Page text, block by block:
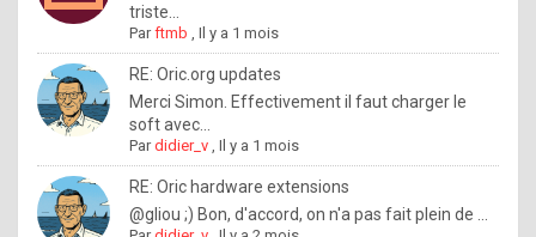
n
o
w
h
o
w
triste...
Parftmb ,Il y a 1 mois
RE: Oric.org updates
Merci Simon. Effectivement il faut charger le
soft avec...
Pardidier_v ,Il y a 1 mois
RE: Oric hardware extensions
@gliou ;) Bon, d'accord, on n'a pas fait plein de ...